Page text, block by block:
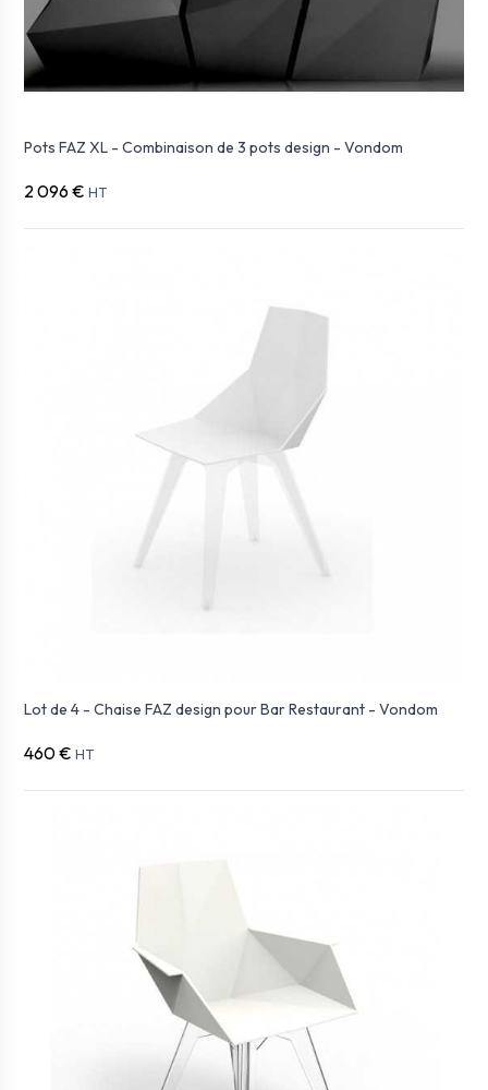
Pots FAZ XL - Combinaison de 3 pots design - Vondom
2 096 € HT
Lot de 4 - Chaise FAZ design pour Bar Restaurant - Vondom
460 € HT